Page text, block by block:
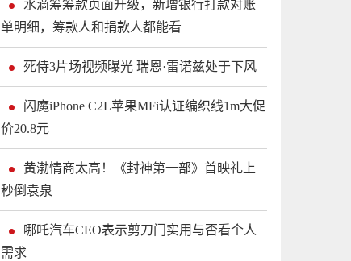
水滴筹筹款页面升级，新增银行打款对账
单明细，筹款人和捐款人都能看
死侍3片场视频曝光 瑞恩·雷诺兹处于下风
闪魔iPhone C2L苹果MFi认证编织线1m大促
价20.8元
黄渤情商太高！《封神第一部》首映礼上
秒倒袁泉
哪吒汽车CEO表示剪刀门实用与否看个人
需求